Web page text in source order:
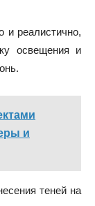
и реалистично,
освещения и
и
теней на